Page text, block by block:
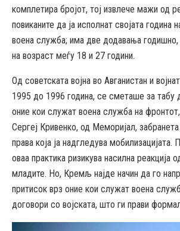
комплетира бројот, тој извлече мажи од
повиканите да ја исполнат својата година
воена служба; има две додавања годишно,
на возраст меѓу 18 и 27 години.
Од советската војна во Авганистан и
1995 до 1996 година, се сметаше за табу
оние кои служат воена служба на фронтот,
Сергеј Кривенко, од Меморијал, забранета
права која ја надгледува
оваа практика ризикува насилна реакција
младите. Но, Кремљ најде начин да го
притисок врз оние кои служат воена
договори со војската, што ги прави